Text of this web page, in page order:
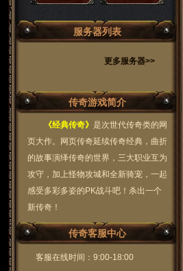
服务器列表
更多服务器>>
传奇游戏简介
《经典传奇》 是次世代传奇类的网
页大作。网页传奇延续传奇经典，曲折
的故事演绎传奇的世界，三大职业互为
攻守，加上怪物攻城和全新骑宠，一起
感受多彩多姿的PK战斗吧！杀出一个
新传奇！
传奇客服中心
客服在线时间：9:00-18:00